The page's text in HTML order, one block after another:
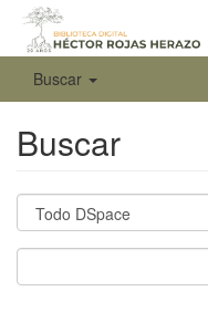
Buscar
Buscar